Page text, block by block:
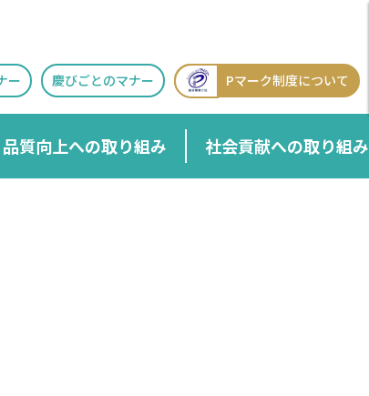
ー 慶びごとのマナー Pマーク制度について
品質向上への取り組み 社会貢献への取り組み